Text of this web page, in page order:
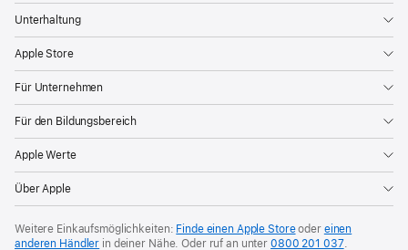
Unterhaltung
Apple Store
Für Unternehmen
Für den Bildungsbereich
Apple Werte
Über Apple
Weitere Einkaufsmöglichkeiten: Finde einen Apple Storeoder einen
anderen Händler in deiner Nähe. Oder ruf an unter0800 201 037.